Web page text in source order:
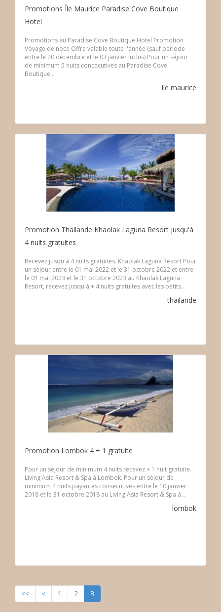
Promotions Île Maurice Paradise Cove Boutique
Hotel
Promotions au Paradise Cove Boutique Hotel Promotion
Voyage de noce Offre valable toute l'année (sauf période
entre le 20 décembre et le 03 janvier inclus) Pour un séjour
de minimum 5 nuits concécutives au Paradise Cove
Boutique...
ile maurice
Promotion Thailande Khaolak Laguna Resort jusqu'à
4 nuits gratuites
Recevez jusqu'à 4 nuits gratuites. Khaolak Laguna Resort Pour
un séjour entre le 01 mai 2022 et le 31 octobre 2022 et entre
le 01 mai 2023 et le 31 octobre 2023 au Khaolak Laguna
Resort, recevez jusqu'à + 4 nuits gratuites avec les petits...
thailande
Promotion Lombok 4 + 1 gratuite
Pour un séjour de minimum 4 nuits recevez + 1 nuit gratuite.
Living Asia Resort & Spa à Lombok. Pour un séjour de
minimum 4 nuits payantes consecutives entre le 10 janvier
2018 et le 31 octobre 2018 au Living Asia Resort & Spa à...
lombok
<< < 1 2 3